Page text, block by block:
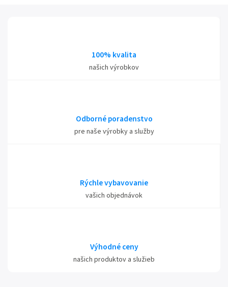
100% kvalita
našich výrobkov
Odborné poradenstvo
pre naše výrobky a služby
Rýchle vybavovanie
vašich objednávok
Výhodné ceny
našich produktov a služieb